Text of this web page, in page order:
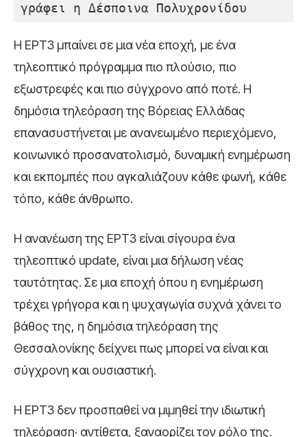
γράφει η Δέσποινα Πολυχρονίδου
Η ΕΡΤ3 μπαίνει σε μια νέα εποχή, με ένα
τηλεοπτικό πρόγραμμα πιο πλούσιο, πιο
εξωστρεφές και πιο σύγχρονο από ποτέ. Η
δημόσια τηλεόραση της Βόρειας Ελλάδας
επανασυστήνεται με ανανεωμένο περιεχόμενο,
κοινωνικό προσανατολισμό, δυναμική ενημέρωση
και εκπομπές που αγκαλιάζουν κάθε φωνή, κάθε
τόπο, κάθε άνθρωπο.
Η ανανέωση της ΕΡΤ3 είναι σίγουρα ένα
τηλεοπτικό update, είναι μια δήλωση νέας
ταυτότητας. Σε μια εποχή όπου η ενημέρωση
τρέχει γρήγορα και η ψυχαγωγία συχνά χάνει το
βάθος της, η δημόσια τηλεόραση της
Θεσσαλονίκης δείχνει πως μπορεί να είναι και
σύγχρονη και ουσιαστική.
Η ΕΡΤ3 δεν προσπαθεί να μιμηθεί την ιδιωτική
τηλεόραση· αντίθετα, ξαναορίζει τον ρόλο της.